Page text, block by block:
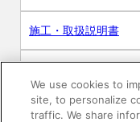
施工・取扱説明書
シミュレーションツ
We use cookies to
site, to personalize
traffic. We share